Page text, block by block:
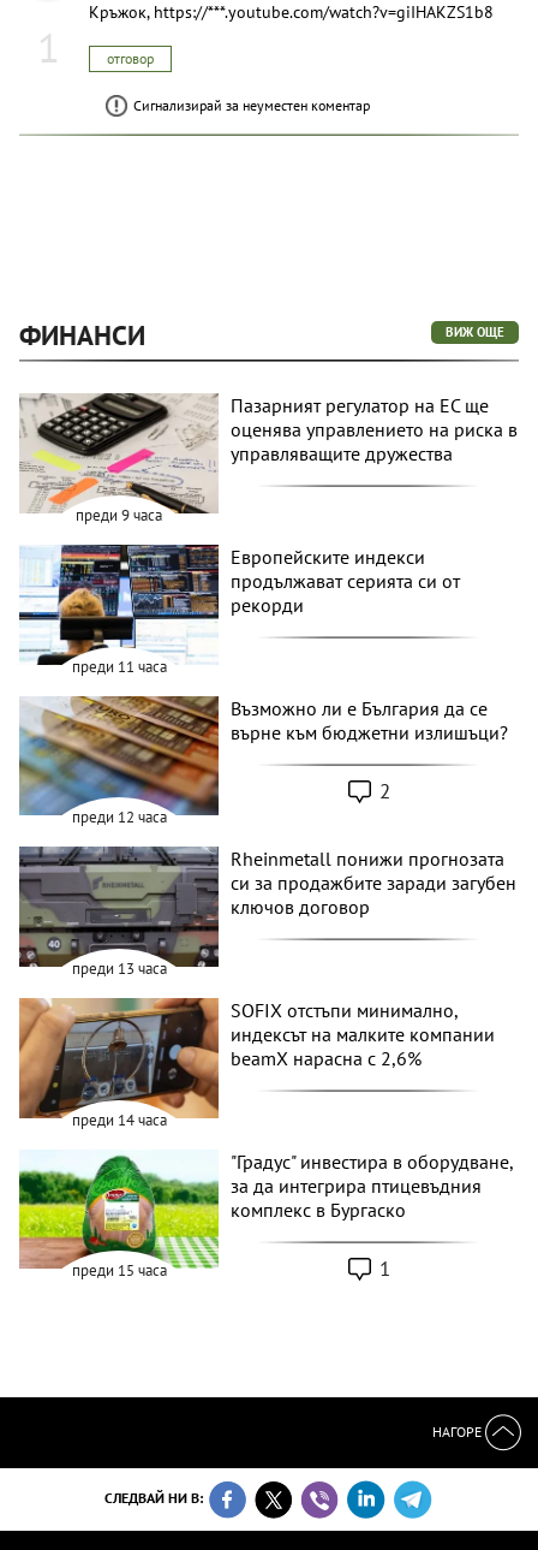
1
Кръжок, https://***.youtube.com/watch?v=giIHAKZS1b8
отговор
Сигнализирай за неуместен коментар
ФИНАНСИ ВИЖ ОЩЕ
преди 9 часа
Пазарният регулатор на ЕС ще
оценява управлението на риска в
управляващите дружества
преди 11 часа
Европейските индекси
продължават серията си от
рекорди
преди 12 часа
Възможно ли е България да се
върне към бюджетни излишъци?
2
преди 13 часа
Rheinmetall понижи прогнозата
си за продажбите заради загубен
ключов договор
преди 14 часа
SOFIX отстъпи минимално,
индексът на малките компании
beamX нарасна с 2,6%
преди 15 часа
"Градус" инвестира в оборудване,
за да интегрира птицевъдния
комплекс в Бургаско
1
НАГОРЕ
СЛЕДВАЙ НИ В: